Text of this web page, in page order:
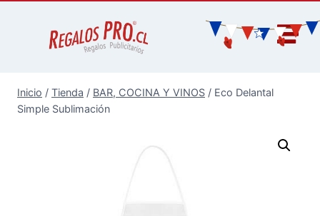
Inicio / Tienda / BAR, COCINA Y VINOS / Eco Delantal
Simple Sublimación